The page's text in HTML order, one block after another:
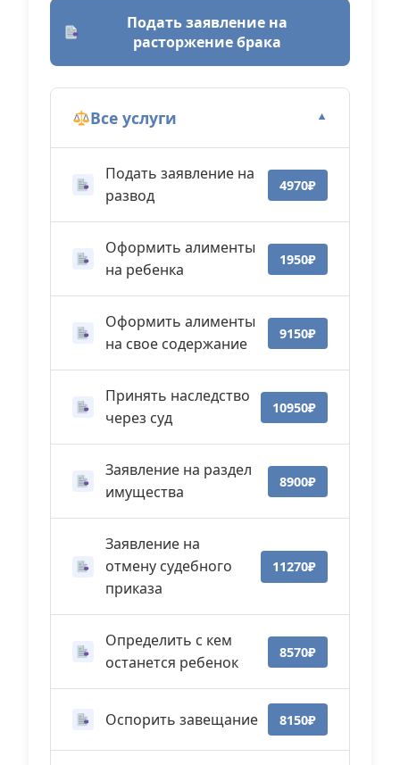
Подать заявление на
расторжение брака
Все услуги ▼
Подать заявление на
развод
4970₽
Оформить алименты
на ребенка
1950₽
Оформить алименты
на свое содержание
9150₽
Принять наследство
через суд
10950₽
Заявление на раздел
имущества
8900₽
Заявление на
отмену судебного
приказа
11270₽
Определить с кем
останется ребенок
8570₽
Оспорить завещание 8150₽